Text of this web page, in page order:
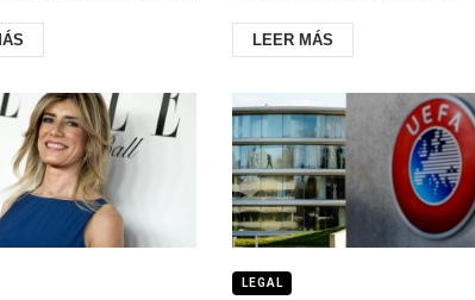
y delitos qu...
rige por los principios de
igualdad,...
LEER MÁS
LEGAL